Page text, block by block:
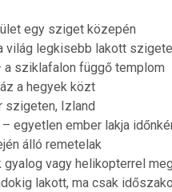
egy sziget közepén
világ legkisebb lakott szigete
a sziklafalon függő templom
a hegyek közt
szigeten, Izland
egyetlen ember lakja
álló remetelak
gyalog vagy helikopterrel
lakott, ma csak